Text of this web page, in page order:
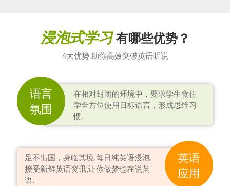
浸泡式学习有哪些优势？
4大优势 助你高效突破英语听说
语言
氛围
在相对封闭的环境中，要求学生食住
学全方位使用目标语言，形成思维习
惯.
英语
应用
足不出国，身临其境,每日纯英语浸泡.
接受新鲜英语资讯,让你做梦也在说英
语.